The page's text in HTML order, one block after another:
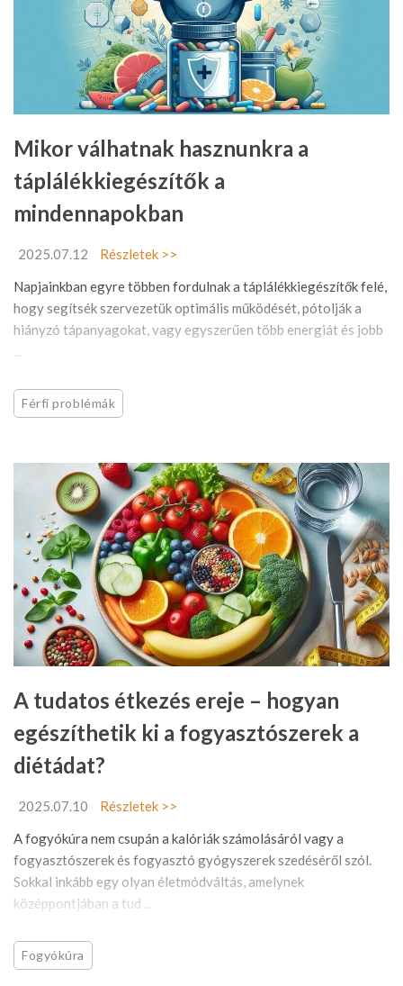
Mikor válhatnak hasznunkra a
táplálékkiegészítők a
mindennapokban
2025.07.12
Részletek >>
Napjainkban egyre többen fordulnak a táplálékkiegészítők felé,
hogy segítsék szervezetük optimális működését, pótolják a
hiányzó tápanyagokat, vagy egyszerűen több energiát és jobb
...
Férfi problémák
A tudatos étkezés ereje – hogyan
egészíthetik ki a fogyasztószerek a
diétádat?
2025.07.10
Részletek >>
A fogyókúra nem csupán a kalóriák számolásáról vagy a
fogyasztószerek és fogyasztó gyógyszerek szedéséről szól.
Sokkal inkább egy olyan életmódváltás, amelynek
középpontjában a tud ...
Fogyókúra